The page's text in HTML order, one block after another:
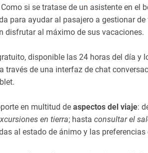
si se tratase de un asistente en
para ayudar al pasajero a gestionar
disfrutar al máximo de sus vacaciones.
disponible las 24 horas del día y
través de una interfaz de chat
en multitud de aspectos del viaje:
en tierra; hasta consultar el
al estado de ánimo y las